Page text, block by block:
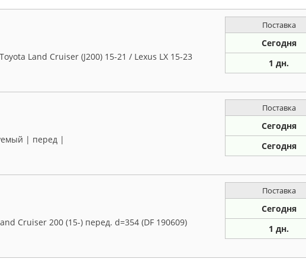
Land Cruiser (J200) 15-21 / Lexus LX 15-23
Поставка
Сегодня
1 дн.
| перед |
Поставка
Сегодня
Сегодня
Cruiser 200 (15-) перед. d=354 (DF 190609)
Поставка
Сегодня
1 дн.